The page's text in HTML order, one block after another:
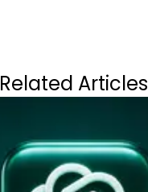
Related Articles